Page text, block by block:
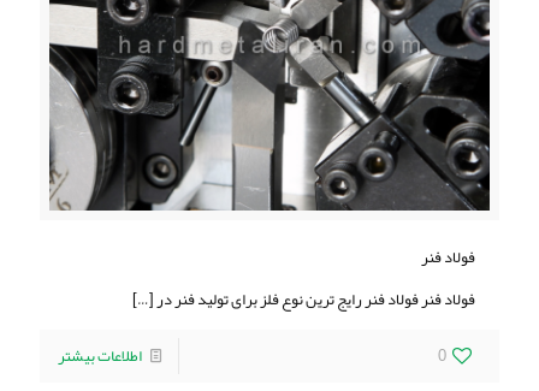
فولاد فنر
فولاد فنر فولاد فنر رایج ترین نوع فلز برای تولید فنر در[…]
0
اطلاعات بیشتر